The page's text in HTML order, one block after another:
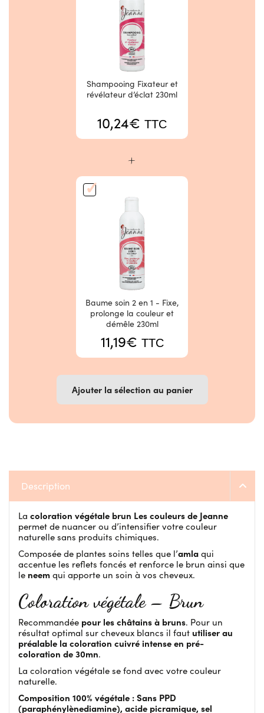
Shampooing Fixateur et
révélateur d’éclat 230ml
10,24€ TTC
+
Baume soin 2 en 1 - Fixe,
prolonge la couleur et
démêle 230ml
11,19€ TTC
Ajouter la sélection au panier
Description
La coloration végétale brun Les couleurs de Jeanne
permet de nuancer ou d’intensifier votre couleur
naturelle sans produits chimiques.
Composée de plantes soins telles que l’amla qui
accentue les reflets foncés et renforce le brun ainsi que
le neem qui apporte un soin à vos cheveux.
Coloration végétale – Brun
Recommandée pour les châtains à bruns. Pour un
résultat optimal sur cheveux blancs il faut utiliser au
préalable la coloration cuivré intense en pré-
coloration de 30mn.
La coloration végétale se fond avec votre couleur
naturelle.
Composition 100% végétale :Sans PPD
(paraphénylènediamine), acide picramique, sel